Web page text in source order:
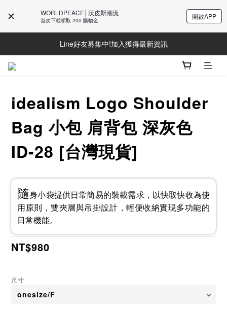
WORLDPEACE│沃皮斯潮流
首次下載領取 200 購物金 開啟APP
Line好友募集中!加入獲得最新資訊
Line好友募集中!加入獲得最新資訊
防詐騙提醒!請勿聽從不明來電操作ATM與提供個人資訊
idealism Logo Shoulder
Bag 小包 肩背包 深灰色
ID-28 [台灣現貨]
隨身小袋提供日常簡易的裝載需求，以快取快收為使
用原則，雙夾層與吊掛設計，輕便收納實現多功能的
日常機能。
NT$980
尺寸